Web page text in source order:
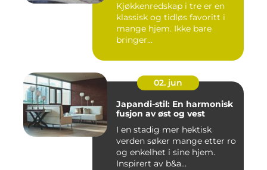
Kjøkkenredskap i tre er en
klassisk og tidløs favoritt i
mange hjem. Ikke bare
bringer...
02. jun
Japandi-stil: En harmonisk
fusjon av øst og vest
I en stadig mer hektisk
verden søker mange etter ro
og enkelhet i sine hjem.
Inspirert av b&a...